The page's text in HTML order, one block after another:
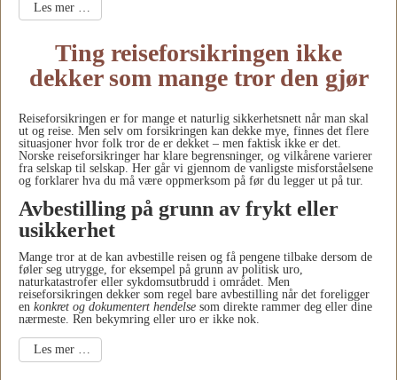
Les mer …
Ting reiseforsikringen ikke
dekker som mange tror den gjør
Reiseforsikringen er for mange et naturlig sikkerhetsnett når man skal
ut og reise. Men selv om forsikringen kan dekke mye, finnes det flere
situasjoner hvor folk tror de er dekket – men faktisk ikke er det.
Norske reiseforsikringer har klare begrensninger, og vilkårene varierer
fra selskap til selskap. Her går vi gjennom de vanligste misforståelsene
og forklarer hva du må være oppmerksom på før du legger ut på tur.
Avbestilling på grunn av frykt eller
usikkerhet
Mange tror at de kan avbestille reisen og få pengene tilbake dersom de
føler seg utrygge, for eksempel på grunn av politisk uro,
naturkatastrofer eller sykdomsutbrudd i området. Men
reiseforsikringen dekker som regel bare avbestilling når det foreligger
en konkret og dokumentert hendelse som direkte rammer deg eller dine
nærmeste. Ren bekymring eller uro er ikke nok.
Les mer …